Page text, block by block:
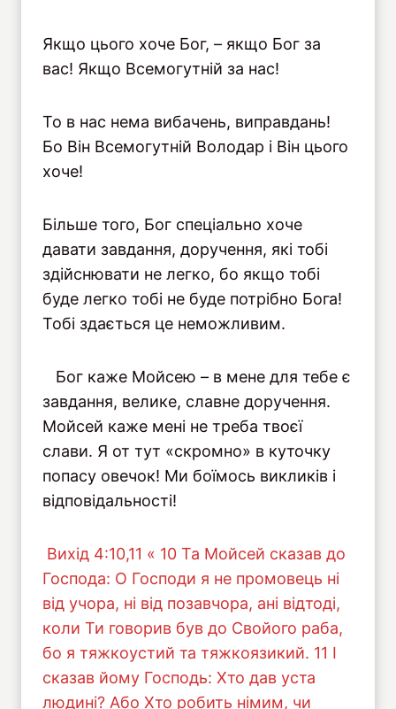
Якщо цього хоче Бог, – якщо Бог за
вас! Якщо Всемогутній за нас!
То в нас нема вибачень, виправдань!
Бо Він Всемогутній Володар і Він цього
хоче!
Більше того, Бог спеціально хоче
давати завдання, доручення, які тобі
здійснювати не легко, бо якщо тобі
буде легко тобі не буде потрібно Бога!
Тобі здається це неможливим.
Бог каже Мойсею – в мене для тебе є
завдання, велике, славне доручення.
Мойсей каже мені не треба твоєї
слави. Я от тут «скромно» в куточку
попасу овечок! Ми боїмось викликів і
відповідальності!
Вихід 4:10,11 « 10 Та Мойсей сказав до
Господа: О Господи я не промовець ні
від учора, ні від позавчора, ані відтоді,
коли Ти говорив був до Свойого раба,
бо я тяжкоустий та тяжкоязикий. 11 І
сказав йому Господь: Хто дав уста
людині? Або Хто робить німим, чи